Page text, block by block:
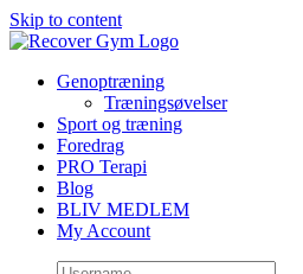
Skip to content
Genoptræning
Træningsøvelser
Sport og træning
Foredrag
PRO Terapi
Blog
BLIV MEDLEM
My Account